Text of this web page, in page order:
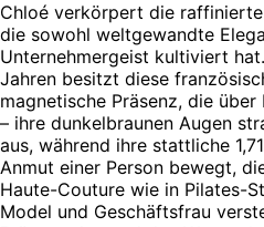
Chloé verkörpert die
die sowohl weltgewandte
Unternehmergeist kultiviert
Jahren besitzt diese
magnetische Präsenz, die
– ihre dunkelbraunen Augen
aus, während ihre stattliche
Anmut einer Person bewegt,
Haute-Couture wie in Pilates-
Model und Geschäftsfrau